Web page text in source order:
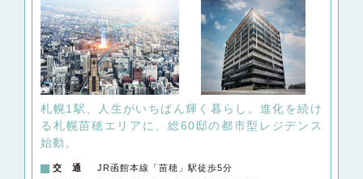
札幌1駅、人生がいちばん輝く暮らし。進化を続け
る札幌苗穂エリアに、総60邸の都市型レジデンス
始動。
交 通
JR函館本線「苗穂」駅徒歩5分